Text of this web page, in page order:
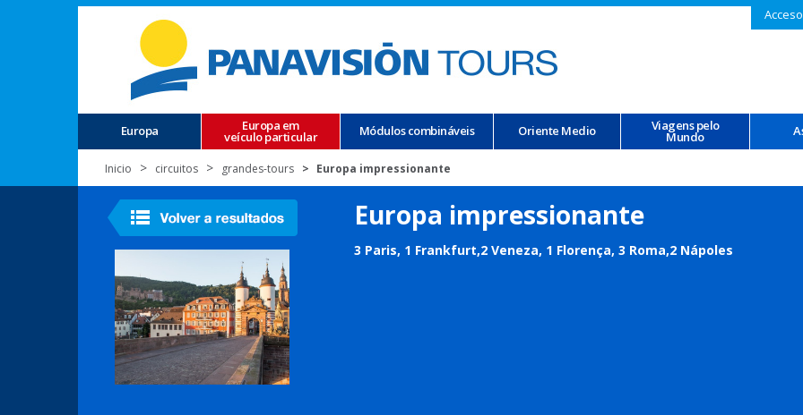
Europa Europa em
veículo particular Módulos combináveis Oriente Medio Viagens pelo
Mundo
Inicio circuitos grandes-tours Europa impressionante
Europa impressionante
3 Paris, 1 Frankfurt,2 Veneza, 1 Florença, 3 Roma,2 Nápoles